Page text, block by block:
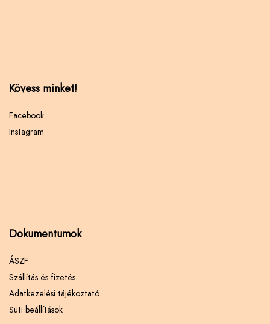
Kövess minket!
Facebook
Instagram
Dokumentumok
ÁSZF
Szállítás és fizetés
Adatkezelési tájékoztató
Süti beállítások